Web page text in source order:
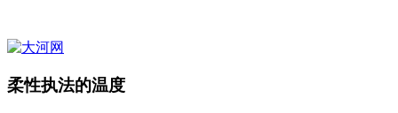
柔性执法的温度